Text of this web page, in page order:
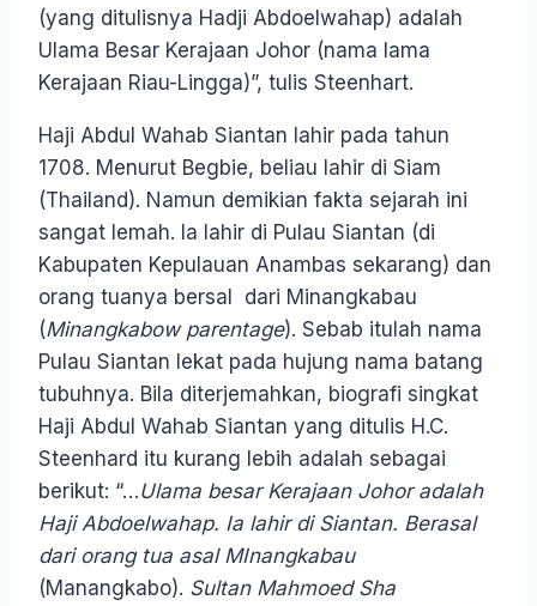
(yang ditulisnya Hadji Abdoelwahap) adalah
Ulama Besar Kerajaan Johor (nama lama
Kerajaan Riau-Lingga)”, tulis Steenhart.
Haji Abdul Wahab Siantan lahir pada tahun
1708. Menurut Begbie, beliau lahir di Siam
(Thailand). Namun demikian fakta sejarah ini
sangat lemah. Ia lahir di Pulau Siantan (di
Kabupaten Kepulauan Anambas sekarang) dan
orang tuanya bersal dari Minangkabau
(Minangkabow parentage). Sebab itulah nama
Pulau Siantan lekat pada hujung nama batang
tubuhnya. Bila diterjemahkan, biografi singkat
Haji Abdul Wahab Siantan yang ditulis H.C.
Steenhard itu kurang lebih adalah sebagai
berikut: “…Ulama besar Kerajaan Johor adalah
Haji Abdoelwahap. Ia lahir di Siantan. Berasal
dari orang tua asal MInangkabau
(Manangkabo). Sultan Mahmoed Sha